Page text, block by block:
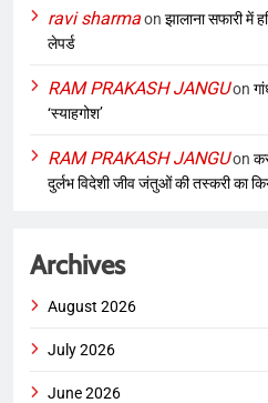
ravi sharmaon झालाना सफारी में
लेपर्ड
RAM PRAKASH JANGUon
‘स्याहगोश’
RAM PRAKASH JANGUon
दुर्लभ विदेशी जीव जंतुओं की तस्करी का
Archives
August 2026
July 2026
June 2026